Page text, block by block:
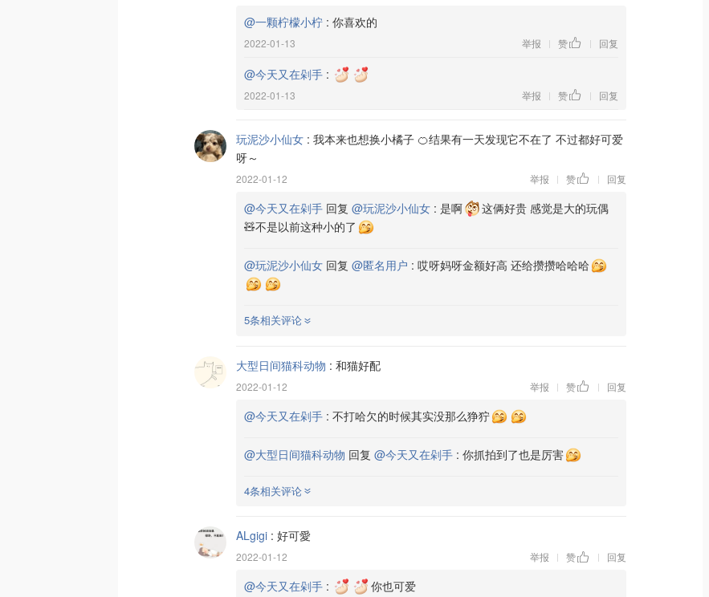
@一颗柠檬小柠 : 你喜欢的
2022-01-13 举报 | 赞 | 回复
@今天又在剁手 :
2022-01-13 举报 | 赞 | 回复
玩泥沙小仙女 : 我本来也想换小橘子 🍊结果有一天发现它不在了 不过都好可爱
呀～
2022-01-12 举报 | 赞 | 回复
@今天又在剁手 回复 @玩泥沙小仙女 : 是啊
这俩好贵 感觉是大的玩偶
🧸不是以前这种小的了
@玩泥沙小仙女 回复 @匿名用户 : 哎呀妈呀金额好高 还给攒攒哈哈哈
5条相关评论
大型日间猫科动物 : 和猫好配
2022-01-12 举报 | 赞 | 回复
@今天又在剁手 : 不打哈欠的时候其实没那么狰狞
@大型日间猫科动物 回复 @今天又在剁手 : 你抓拍到了也是厉害
4条相关评论
ALgigi : 好可愛
2022-01-12 举报 | 赞 | 回复
@今天又在剁手 : 你也可爱